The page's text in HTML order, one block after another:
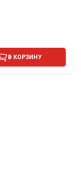
В КОРЗИНУ